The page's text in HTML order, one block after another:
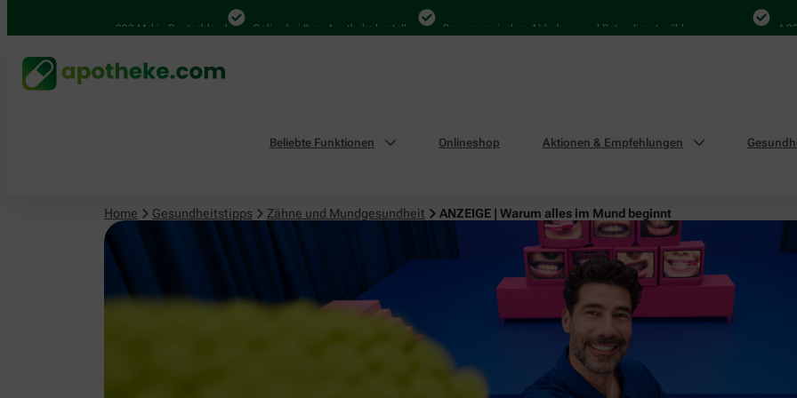
4.000 Mal in Deutschland Online bei Ihrer Apotheke bestellen Bequem zwischen Abholung und Botendienst wählen 4.000
Beliebte Funktionen Onlineshop Aktionen & Empfehlungen
Home Gesundheitstipps Zähne und Mundgesundheit ANZEIGE | Warum alles im Mund beginnt